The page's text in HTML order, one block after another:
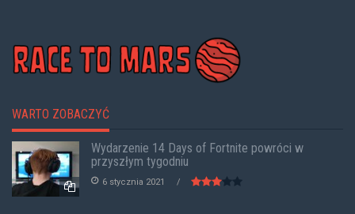
WARTO ZOBACZYĆ
Wydarzenie 14 Days of Fortnite powróci w
przyszłym tygodniu
6 stycznia 2021